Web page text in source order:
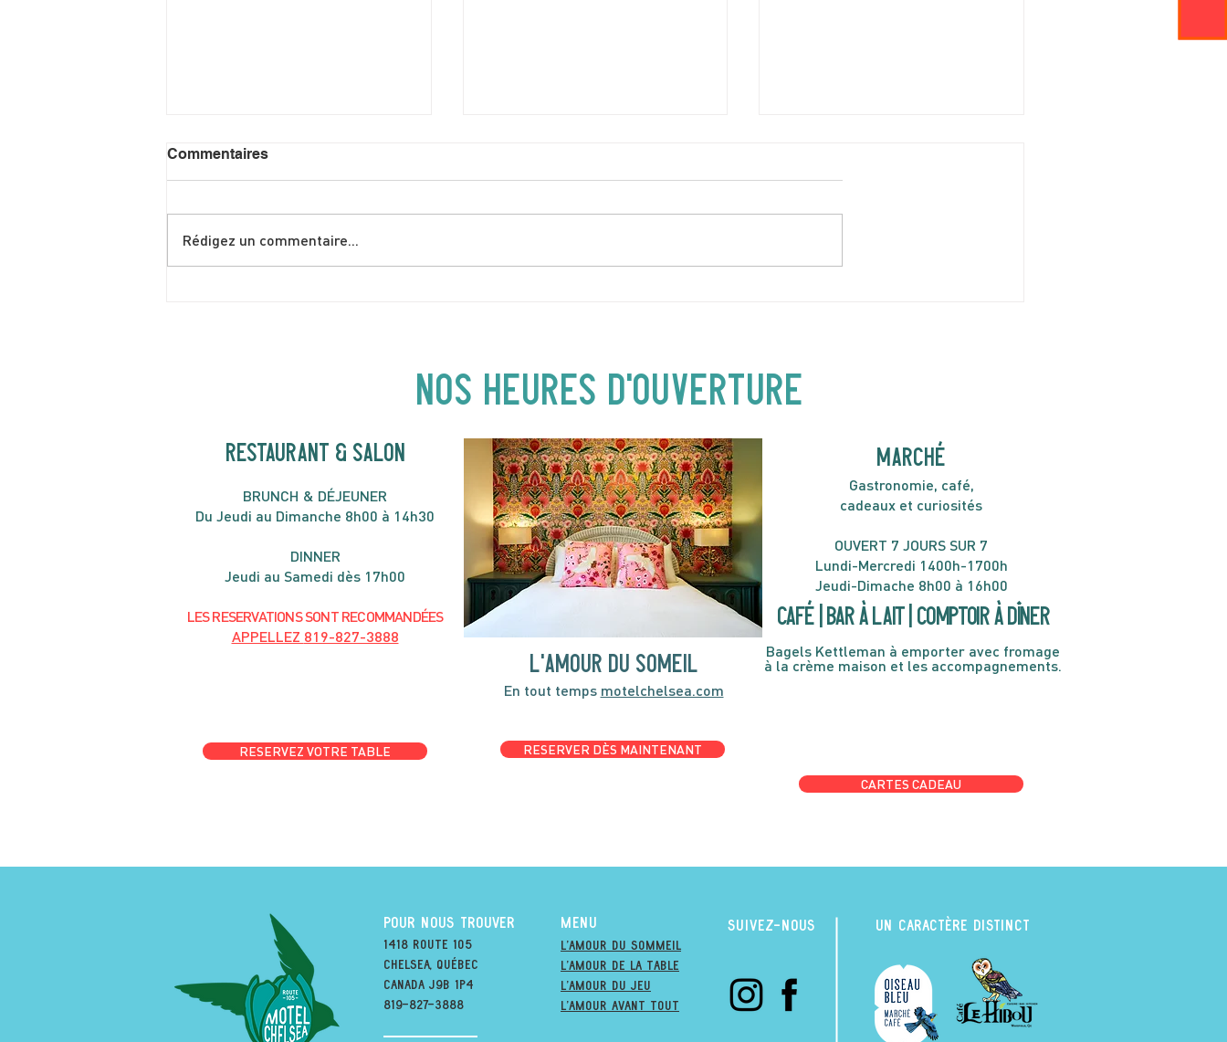
Commentaires
Rédigez un commentaire...
RESTAURANT & SALON
BRUNCH & DÉJEUNER
Du Jeudi au Dimanche 8h00 à 14h30
DINNER
Jeudi au Samedi dès 17h00
LES RESERVATIONSSONT RECOMMANDÉES
APPELLEZ 819-827-3888
RESERVEZ VOTRE TABLE
l'amour du someil
En tout temps motelchelsea.com
RESERVER DÈS MAINTENANT
MARCHÉ
Gastronomie, café,
cadeaux et curiosités
OUVERT 7 JOURS SUR 7
Lundi-Mercredi 1400h-1700h
Jeudi-Dimache 8h00 à 16h00
café | Bar à lait | Comptoir à dîner
Bagels Kettleman à emporter avec fromage
à la crème maison et les accompagnements.
CARTES CADEAU
NOS heures d'ouverture
POUR NOUS TROUVER
1418 Route 105
Chelsea, québec
canada j9B 1P4
819-827-3888
MENU
l'amour du soMmeil
l'amour de la table
l'amour du jeu
L'amour avant tout
suivez-nous UN CARACTÈRE DISTINCT